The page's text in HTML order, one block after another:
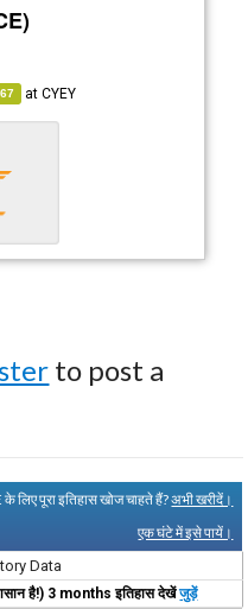
atCYEY
to post a
लिए पूरा इतिहास खोज चाहते हैं?अभी खरीदें।
एक घंटे में इसे पायें।
Data
है!) 3 months इतिहास देखेंजुड़ें